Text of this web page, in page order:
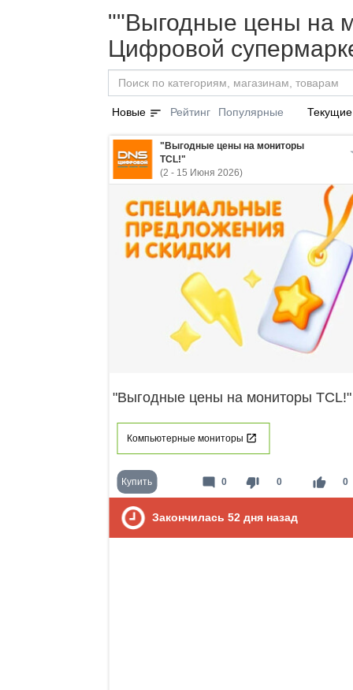
""Выгодные цены на
Цифровой
Новые sort Рейтинг Популярные Текущие
"Выгодные цены на мониторы
TCL!"
(2 - 15 Июня 2026)
"Выгодные цены на мониторы TCL!"
Компьютерные мониторы
Купить thumb_down 0 thumb_up 0
mode_comment 0
Закончилась 52 дня назад